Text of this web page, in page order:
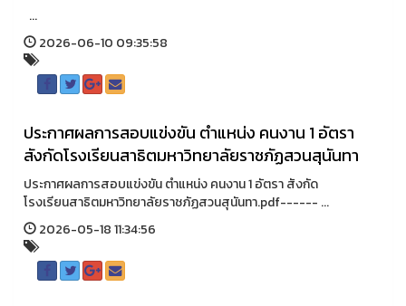
...
2026-06-10 09:35:58
ประกาศผลการสอบแข่งขัน ตำแหน่ง คนงาน 1 อัตรา
สังกัดโรงเรียนสาธิตมหาวิทยาลัยราชภัฏสวนสุนันทา
ประกาศผลการสอบแข่งขัน ตำแหน่ง คนงาน 1 อัตรา สังกัด
โรงเรียนสาธิตมหาวิทยาลัยราชภัฏสวนสุนันทา.pdf------ ...
2026-05-18 11:34:56